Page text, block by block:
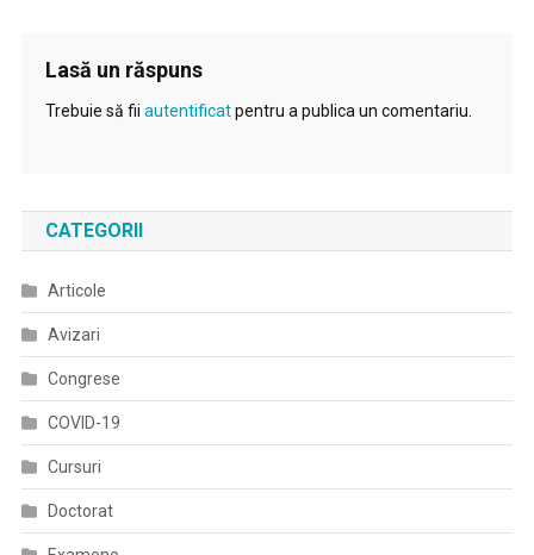
Lasă un răspuns
Trebuie să fii autentificatpentru a publica un comentariu.
CATEGORII
Articole
Avizari
Congrese
COVID-19
Cursuri
Doctorat